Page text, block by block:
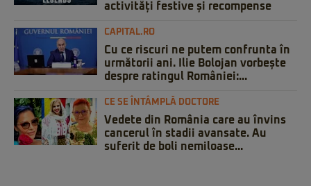
activități festive și recompense
CAPITAL.RO
Cu ce riscuri ne putem confrunta în
următorii ani. Ilie Bolojan vorbește
despre ratingul României:...
CE SE ÎNTÂMPLĂ DOCTORE
Vedete din România care au învins
cancerul în stadii avansate. Au
suferit de boli nemiloase...